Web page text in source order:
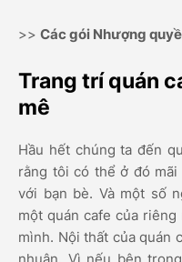
>> Các gói Nhượng
Trang trí quán
mê
Hầu hết chúng ta đến
rằng tôi có thể ở đó
với bạn bè. Và một số
một quán cafe của
mình. Nội thất của quán